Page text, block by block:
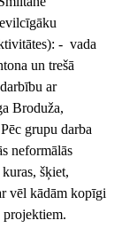
-  vada
un trešā
ar
Broduža,
grupu darba
neformālās
šķiet,
vēl kādām kopīgi
projektiem.